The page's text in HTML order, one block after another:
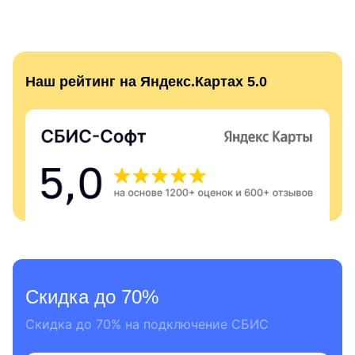
Наш рейтинг на Яндекс.Картах 5.0
Скидка до 70%
Скидка до 70% на подключение СБИС